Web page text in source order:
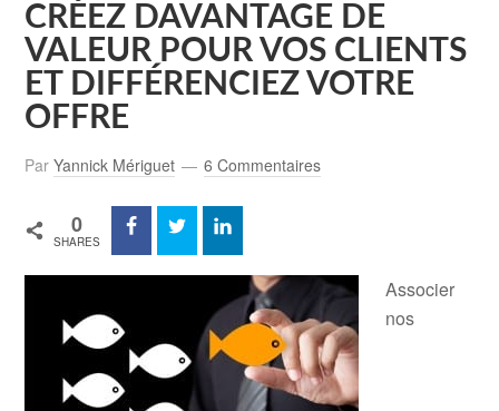
CRÉEZ DAVANTAGE DE
VALEUR POUR VOS CLIENTS
ET DIFFÉRENCIEZ VOTRE
OFFRE
ParYannick Mériguet 6 Commentaires
0
SHARES
Associer
nos